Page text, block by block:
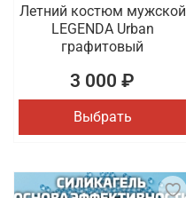
Летний костюм мужской
LEGENDA Urban
графитовый
3 000 ₽
Выбрать